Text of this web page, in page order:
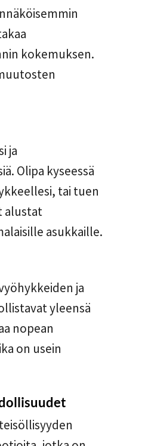
kokemuksen.
ja
Olipa kyseessä
tai tuen
alustat
asukkaille.
ja
yleensä
nopean
on usein